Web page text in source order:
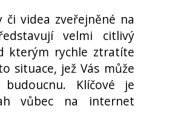
videa zveřejněné na
velmi citlivý
kterým rychle ztratíte
situace, jež Vás může
Klíčové je
vůbec na internet